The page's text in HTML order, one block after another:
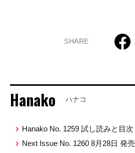
SHARE
Hanako ハナコ
Hanako No. 1259 試し読みと目次
Next Issue No. 1260 8月28日 発売